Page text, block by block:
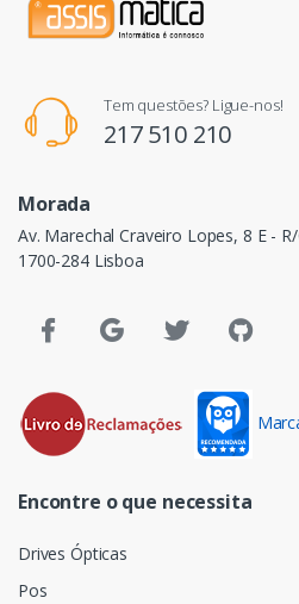
Tem questões? Ligue-nos!
217 510 210
Morada
Av. Marechal Craveiro Lopes, 8 E - R/
1700-284 Lisboa
Encontre o que necessita
Drives Ópticas
Pos